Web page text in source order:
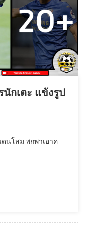
นักเตะ แข้งรูป
นโสม พกพาเอาค